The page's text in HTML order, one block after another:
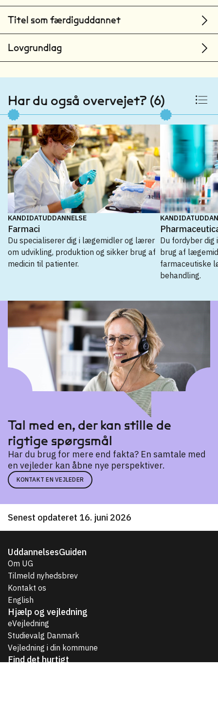
Titel som færdiguddannet
Lovgrundlag
Har du også overvejet? (6)
KANDIDATUDDANNELSE
Farmaci
Du specialiserer dig i lægemidler og lærer
om udvikling, produktion og sikker brug af
medicin til patienter.
Du fordyber dig
brug af
farmaceutiske
behandling.
Human Biology
Medicinal Chemistry
Molekylær medicin
Pharmaceutical Design and Engineering
Pharmaceutical Sciences
Tal med en, der kan stille de
rigtige spørgsmål
Har du brug for mere end fakta? En samtale med
en vejleder kan åbne nye perspektiver.
KONTAKT EN VEJLEDER
Senest opdateret 16. juni 2026
UddannelsesGuiden
Om UG
Tilmeld nyhedsbrev
Kontakt os
English
Hjælp og vejledning
eVejledning
Studievalg Danmark
Vejledning i din kommune
Find det hurtigt